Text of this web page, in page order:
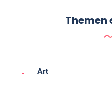
Themen
Art